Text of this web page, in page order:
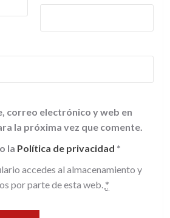
correo electrónico y web en
la próxima vez que comente.
la Política de privacidad *
accedes al almacenamiento y
por parte de esta web. *